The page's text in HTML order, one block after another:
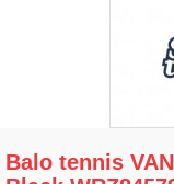
Balo tennis